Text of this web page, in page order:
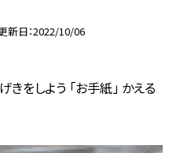
新日 2022/10/06
をしよう 「お手紙」 かえる